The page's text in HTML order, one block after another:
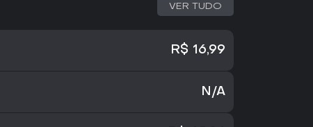
VER TUDO
R$ 16,99
N/A